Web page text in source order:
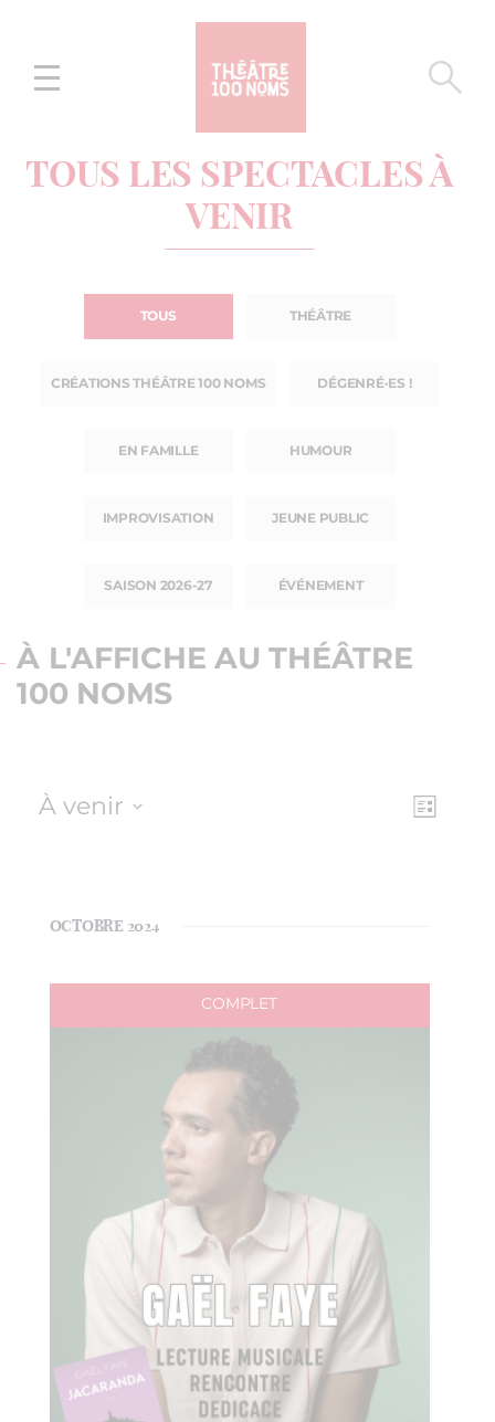
menu
TOUS LES SPECTACLES À
VENIR
TOUS THÉÂTRE
CRÉATIONS THÉÂTRE 100 NOMS DÉGENRÉ·ES !
EN FAMILLE HUMOUR
IMPROVISATION JEUNE PUBLIC
SAISON 2026-27 ÉVÉNEMENT
À L'AFFICHE AU THÉÂTRE
100 NOMS
Liste
À venir
OCTOBRE 2024
COMPLET